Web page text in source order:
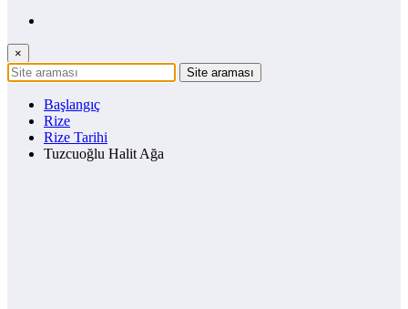
×
Başlangıç
Rize
Rize Tarihi
Tuzcuoğlu Halit Ağa